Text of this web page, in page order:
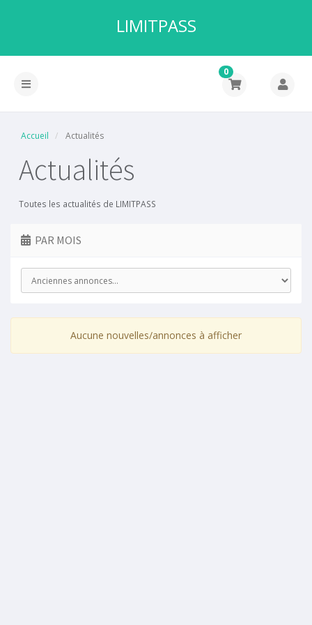
LIMITPASS
0
Accueil Actualités
Actualités
Toutes les actualités de LIMITPASS
PAR MOIS
Aucune nouvelles/annonces à afficher